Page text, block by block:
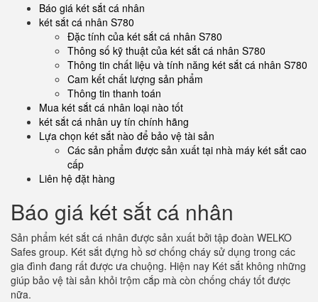
Báo giá két sắt cá nhân
két sắt cá nhân S780
Đặc tính của két sắt cá nhân S780
Thông số kỹ thuật của két sắt cá nhân S780
Thông tin chất liệu và tính năng két sắt cá nhân S780
Cam kết chất lượng sản phẩm
Thông tin thanh toán
Mua két sắt cá nhân loại nào tốt
két sắt cá nhân uy tín chính hãng
Lựa chọn két sắt nào để bảo vệ tài sản
Các sản phẩm được sản xuất tại nhà máy két sắt cao
cấp
Liên hệ đặt hàng
Báo giá két sắt cá nhân
Sản phẩm két sắt cá nhân được sản xuất bởi tập đoàn WELKO
Safes group. Két sắt đựng hồ sơ chống cháy sử dụng trong các
gia đình đang rất được ưa chuộng. Hiện nay Két sắt không những
giúp bảo vệ tài sản khỏi trộm cắp mà còn chống cháy tốt được
nữa.